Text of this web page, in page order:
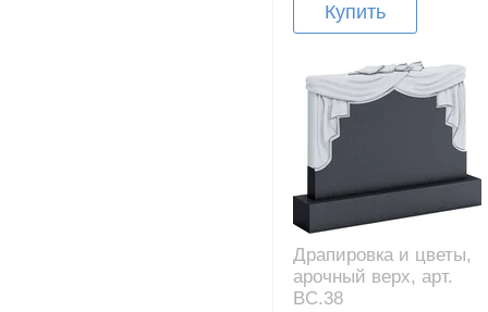
Купить
Драпировка и цветы,
арочный верх, арт.
BC.38